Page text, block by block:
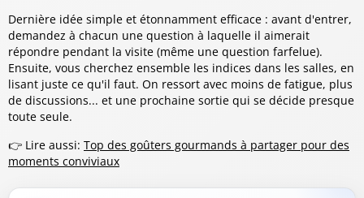
Dernière idée simple et étonnamment efficace : avant d'entrer,
demandez à chacun une question à laquelle il aimerait
répondre pendant la visite (même une question farfelue).
Ensuite, vous cherchez ensemble les indices dans les salles, en
lisant juste ce qu'il faut. On ressort avec moins de fatigue, plus
de discussions... et une prochaine sortie qui se décide presque
toute seule.
👉 Lire aussi: Top des goûters gourmands à partager pour des
moments conviviaux